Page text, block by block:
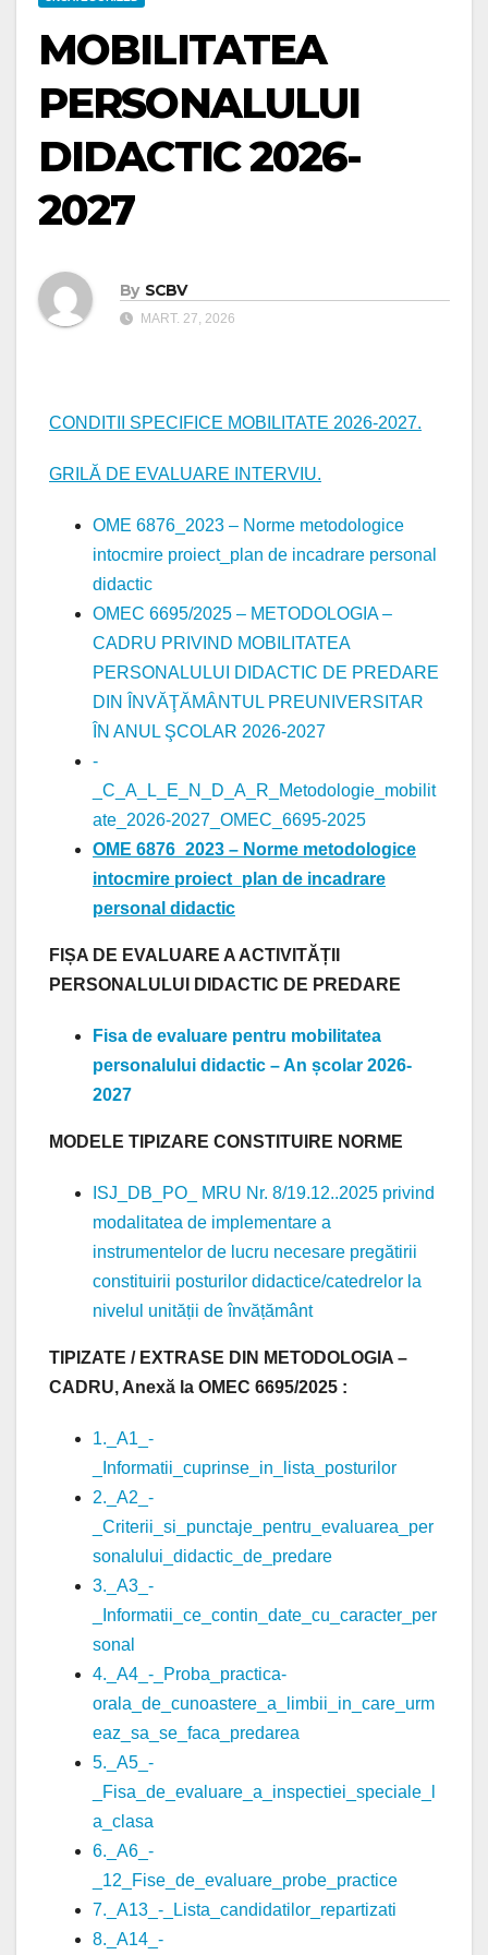
MOBILITATEA
PERSONALULUI
DIDACTIC 2026-
2027
By SCBV
MART. 27, 2026
CONDITII SPECIFICE MOBILITATE 2026-2027.
GRILĂ DE EVALUARE INTERVIU.
OME 6876_2023 – Norme metodologice
intocmire proiect_plan de incadrare personal
didactic
OMEC 6695/2025 – METODOLOGIA –
CADRU PRIVIND MOBILITATEA
PERSONALULUI DIDACTIC DE PREDARE
DIN ÎNVĂŢĂMÂNTUL PREUNIVERSITAR
ÎN ANUL ŞCOLAR 2026-2027
-
_C_A_L_E_N_D_A_R_Metodologie_mobilit
ate_2026-2027_OMEC_6695-2025
OME 6876_2023 – Norme metodologice
intocmire proiect_plan de incadrare
personal didactic
FIȘA DE EVALUARE A ACTIVITĂȚII
PERSONALULUI DIDACTIC DE PREDARE
Fisa de evaluare pentru mobilitatea
personalului didactic – An școlar 2026-
2027
MODELE TIPIZARE CONSTITUIRE NORME
ISJ_DB_PO_ MRU Nr. 8/19.12..2025 privind
modalitatea de implementare a
instrumentelor de lucru necesare pregătirii
constituirii posturilor didactice/catedrelor la
nivelul unității de învățământ
TIPIZATE / EXTRASE DIN METODOLOGIA –
CADRU, Anexă la OMEC 6695/2025 :
1._A1_-
_Informatii_cuprinse_in_lista_posturilor
2._A2_-
_Criterii_si_punctaje_pentru_evaluarea_per
sonalului_didactic_de_predare
3._A3_-
_Informatii_ce_contin_date_cu_caracter_per
sonal
4._A4_-_Proba_practica-
orala_de_cunoastere_a_limbii_in_care_urm
eaz_sa_se_faca_predarea
5._A5_-
_Fisa_de_evaluare_a_inspectiei_speciale_l
a_clasa
6._A6_-
_12_Fise_de_evaluare_probe_practice
7._A13_-_Lista_candidatilor_repartizati
8._A14_-